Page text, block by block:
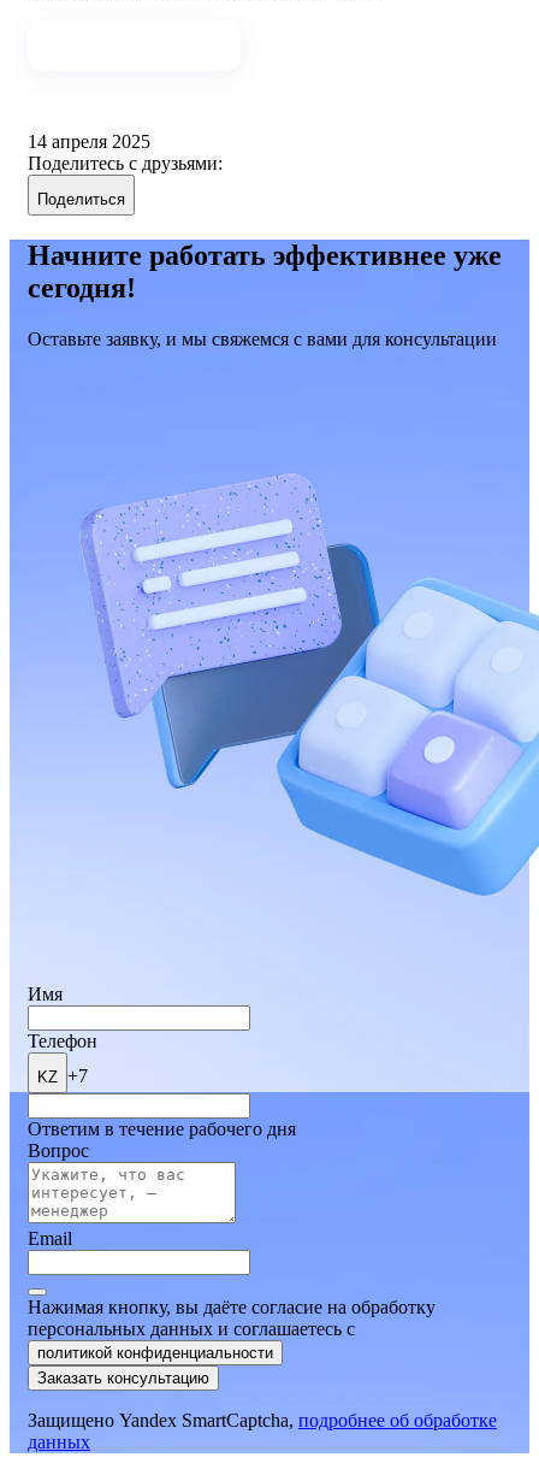
14 апреля 2025
Поделитесь с друзьями:
Поделиться
Начните работать эффективнее уже
сегодня!
Оставьте заявку, и мы свяжемся с вами для консультации
Имя
Телефон
KZ +7
Ответим в течение рабочего дня
Вопрос
Email
Нажимая кнопку, вы даёте согласие на обработку
персональных данных и соглашаетесь c
политикой конфиденциальности
Заказать консультацию
Защищено Yandex SmartCaptcha, подробнее об обработке
данных